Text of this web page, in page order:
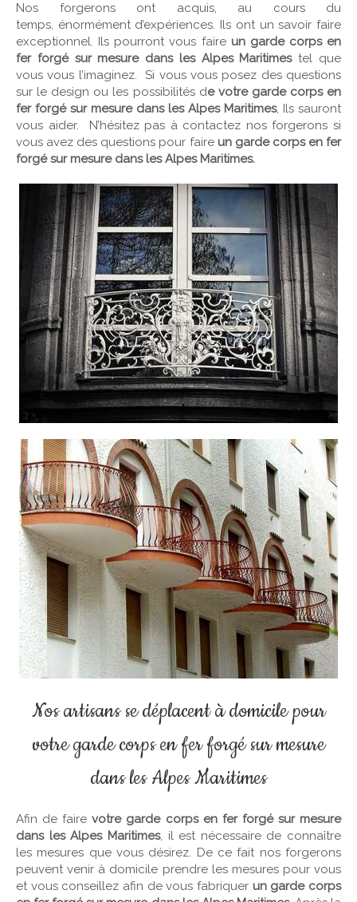
Nos forgerons ont acquis, au cours du
temps, énormément d’expériences. Ils ont un savoir faire
exceptionnel. Ils pourront vous faire un garde corps en
fer forgé sur mesure dans les Alpes Maritimestel que
vous vous l’imaginez. Si vous vous posez des questions
sur le design ou les possibilités de votre garde corps en
fer forgé sur mesure dans les Alpes Maritimes, Ils sauront
vous aider. N’hésitez pas à contactez nos forgerons si
vous avez des questions pour faire un garde corps en fer
forgé sur mesure dans les Alpes Maritimes.
Nos artisans se déplacent à domicile pour
votre garde corps en fer forgé sur mesure
dans les Alpes Maritimes
Afin de fairevotre garde corps en fer forgé sur mesure
dans les Alpes Maritimes, il est nécessaire de connaître
les mesures que vous désirez. De ce fait nos forgerons
peuvent venir à domicile prendre les mesures pour vous
et vous conseillez afin de vous fabriquer un garde corps